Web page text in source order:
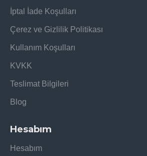
İptal İade Koşulları
Çerez ve Gizlilik Politikası
Kullanım Koşulları
KVKK
Teslimat Bilgileri
Blog
Hesabım
Hesabım